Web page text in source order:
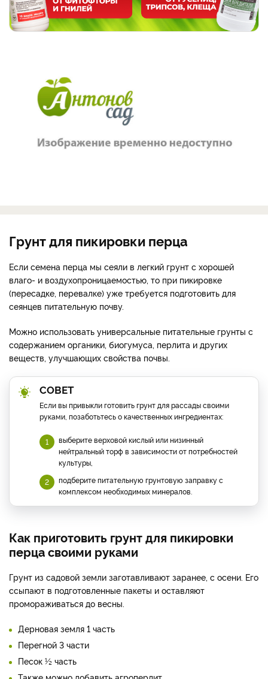
Грунт для пикировки перца
Если семена перца мы сеяли в легкий грунт с хорошей
влаго- и воздухопроницаемостью, то при пикировке
(пересадке, перевалке) уже требуется подготовить для
сеянцев питательную почву.
Можно использовать универсальные питательные грунты с
содержанием органики, биогумуса, перлита и других
веществ, улучшающих свойства почвы.
СОВЕТ
Если вы привыкли готовить грунт для рассады своими
руками, позаботьтесь о качественных ингредиентах:
выберите верховой кислый или низинный
нейтральный торф в зависимости от потребностей
культуры,
подберите питательную грунтовую заправку с
комплексом необходимых минералов.
Как приготовить грунт для пикировки
перца своими руками
Грунт из садовой земли заготавливают заранее, с осени. Его
ссыпают в подготовленные пакеты и оставляют
промораживаться до весны.
Дерновая земля 1 часть
Перегной 3 части
Песок ½ часть
Также можно добавить агроперлит.